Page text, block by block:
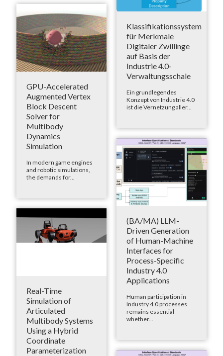
Klassifikationssystem
für Merkmale
Digitaler Zwillinge
auf Basis der
Industrie 4.0-
Verwaltungsschale
Ein grundlegendes
Konzept von Industrie 4.0
ist die Vernetzung aller...
GPU-Accelerated
Augmented Vertex
Block Descent
Solver for
Multibody
Dynamics
Simulation
In modern game engines
and robotic simulations,
the demands for...
(BA/MA) LLM-
Driven Generation
of Human-Machine
Interfaces for
Process-Specific
Industry 4.0
Applications
Human participation in
Industry 4.0 processes
remains essential —
whether...
Real-Time
Simulation of
Articulated
Multibody Systems
Using a Hybrid
Coordinate
Parameterization